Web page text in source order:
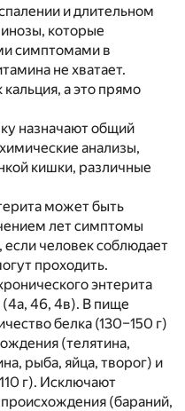
и длительном
которые
симптомами в
не хватает.
а это прямо
назначают общий
анализы,
кишки, различные
может быть
лет симптомы
человек соблюдает
проходить.
энтерита
46, 4в). В пище
белка (130–150 г)
(телятина,
рыба, яйца, творог) и
г). Исключают
(бараний,